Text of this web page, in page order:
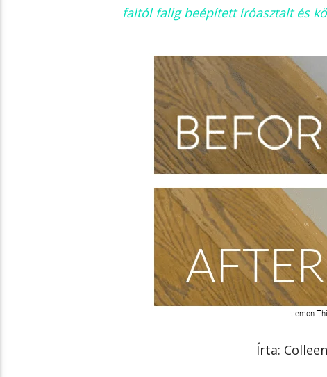
faltól falig beépített íróasztalt és
Írta: Colleen